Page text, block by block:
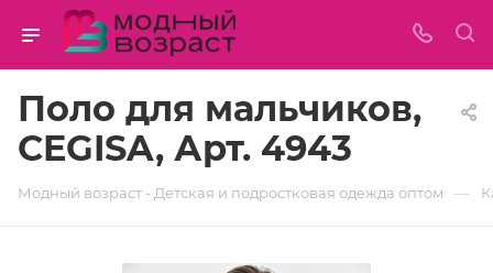
Поло для мальчиков,
CEGISA, Арт. 4943
Модный возраст - Детская и подростковая одежда оптом —